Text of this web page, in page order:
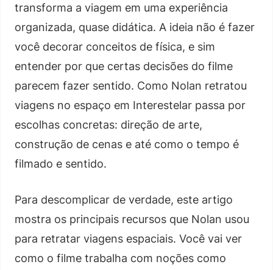
transforma a viagem em uma experiência
organizada, quase didática. A ideia não é fazer
você decorar conceitos de física, e sim
entender por que certas decisões do filme
parecem fazer sentido. Como Nolan retratou
viagens no espaço em Interestelar passa por
escolhas concretas: direção de arte,
construção de cenas e até como o tempo é
filmado e sentido.
Para descomplicar de verdade, este artigo
mostra os principais recursos que Nolan usou
para retratar viagens espaciais. Você vai ver
como o filme trabalha com noções como